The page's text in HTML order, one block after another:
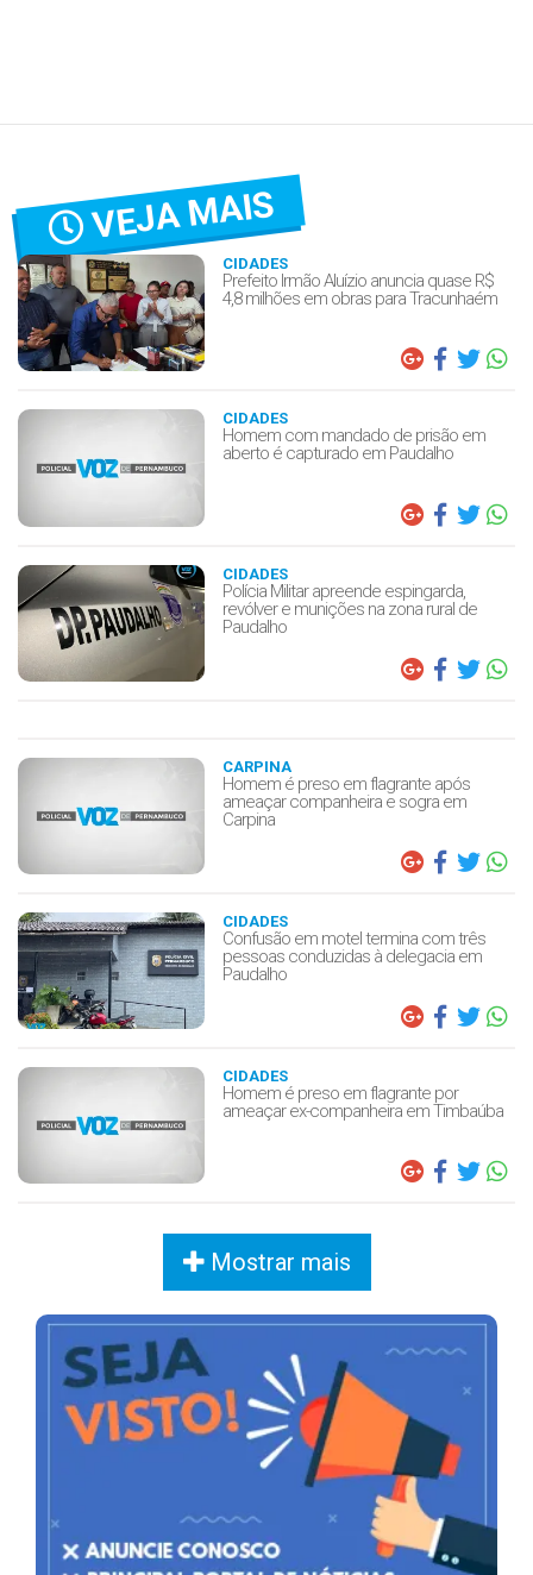
VEJA MAIS
CIDADES
Prefeito Irmão Aluízio anuncia quase R$
4,8 milhões em obras para Tracunhaém
CIDADES
Homem com mandado de prisão em
aberto é capturado em Paudalho
CIDADES
Polícia Militar apreende espingarda,
revólver e munições na zona rural de
Paudalho
CARPINA
Homem é preso em flagrante após
ameaçar companheira e sogra em
Carpina
CIDADES
Confusão em motel termina com três
pessoas conduzidas à delegacia em
Paudalho
CIDADES
Homem é preso em flagrante por
ameaçar ex-companheira em Timbaúba
Mostrar mais